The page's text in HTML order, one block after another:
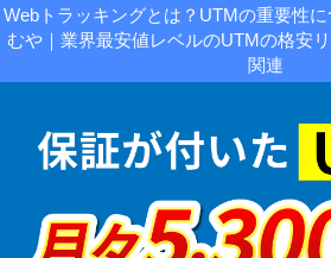
Webトラッキングとは？UTMの重要性
むや｜業界最安値レベルのUTMの格安
関連